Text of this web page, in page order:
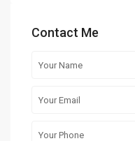
Contact Me